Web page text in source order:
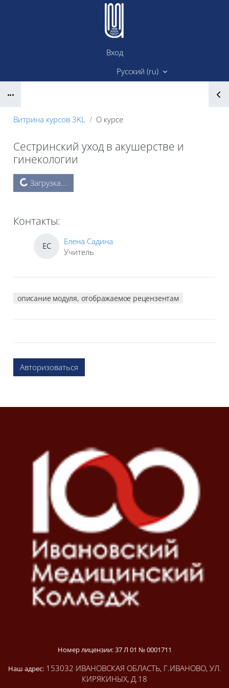
Перейти к основному содержанию
Вход
Русский ‎(ru)‎
Витрина курсов 3KL О курсе
Сестринский уход в акушерстве и
гинекологии
БлокиЗагрузка...
Контакты:
ЕС
Елена Садина
Учитель
описание модуля, отображаемое рецензентам
Авторизоваться
Номер лицензии: 37 Л 01 № 0001711
Наш адрес:153032 ИВАНОВСКАЯ ОБЛАСТЬ, Г.ИВАНОВО, УЛ.
КИРЯКИНЫХ, Д.18